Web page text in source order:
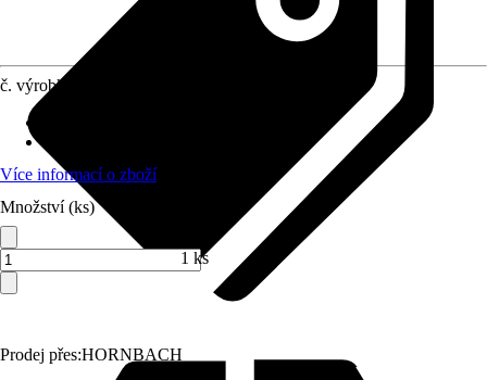
Prodej přes:HORNBACH
č. výrobku
Více informací o zboží
Množství (ks)
1 ks